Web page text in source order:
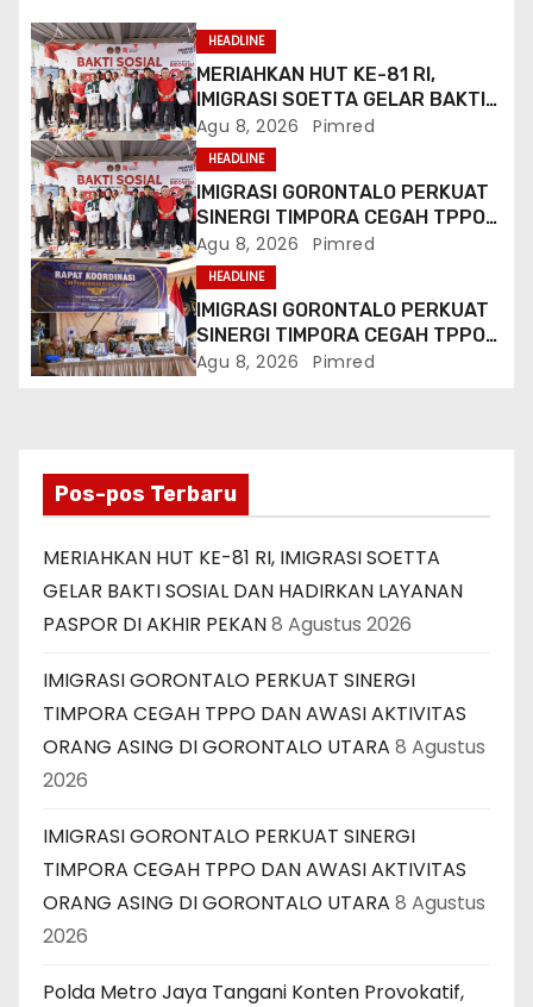
o
s
HEADLINE
MERIAHKAN HUT KE-81 RI,
IMIGRASI SOETTA GELAR BAKTI
SOSIAL DAN HADIRKAN LAYANAN
PASPOR DI AKHIR PEKAN
Agu 8, 2026 Pimred
HEADLINE
IMIGRASI GORONTALO PERKUAT
SINERGI TIMPORA CEGAH TPPO
DAN AWASI AKTIVITAS ORANG
ASING DI GORONTALO UTARA
Agu 8, 2026 Pimred
HEADLINE
IMIGRASI GORONTALO PERKUAT
SINERGI TIMPORA CEGAH TPPO
DAN AWASI AKTIVITAS ORANG
Agu 8, 2026 Pimred
Pos-pos Terbaru
MERIAHKAN HUT KE-81 RI, IMIGRASI SOETTA
GELAR BAKTI SOSIAL DAN HADIRKAN LAYANAN
PASPOR DI AKHIR PEKAN8 Agustus 2026
IMIGRASI GORONTALO PERKUAT SINERGI
TIMPORA CEGAH TPPO DAN AWASI AKTIVITAS
ORANG ASING DI GORONTALO UTARA 8 Agustus
2026
IMIGRASI GORONTALO PERKUAT SINERGI
TIMPORA CEGAH TPPO DAN AWASI AKTIVITAS
ORANG ASING DI GORONTALO UTARA 8 Agustus
2026
Polda Metro Jaya Tangani Konten Provokatif,